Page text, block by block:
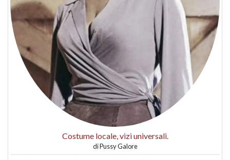
Costume locale, vizi universali.
diPussy Galore